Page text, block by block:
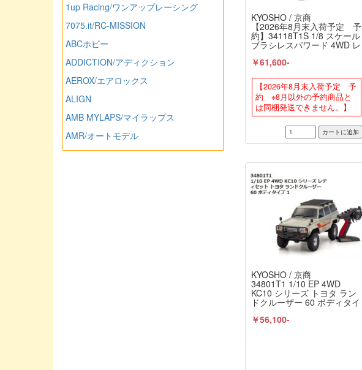
KYOSHO / 京商
【2026年8月末入荷予定 予
約】34118T1S 1/8 スケール
ブラシレスパワード 4WD レ
ノNEO4.0VE カラータイプ1
￥61,600-
【2026年8月末入荷予定 予
約 ※8月以外の予約商品と
は同梱発送できません。】
KYOSHO / 京商
34801T1 1/10 EP 4WD
KC10 シリーズ トヨタ ラン
ドクルーザー 60 ボディタイ
KYOSHO
￥56,100-
1up Racing/ワンアップレーシング
7075.it/RC-MISSION
ABCホビー
ADDICTION/アディクション
AEROX/エアロックス
ALIGN
AMB MYLAPS/マイラップス
AMR/オートモデル
ARROWMAX/アローマックス